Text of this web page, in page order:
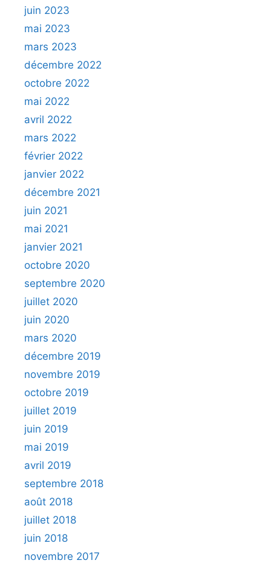
juin 2023
mai 2023
mars 2023
décembre 2022
octobre 2022
mai 2022
avril 2022
mars 2022
février 2022
janvier 2022
décembre 2021
juin 2021
mai 2021
janvier 2021
octobre 2020
septembre 2020
juillet 2020
juin 2020
mars 2020
décembre 2019
novembre 2019
octobre 2019
juillet 2019
juin 2019
mai 2019
avril 2019
septembre 2018
août 2018
juillet 2018
juin 2018
novembre 2017